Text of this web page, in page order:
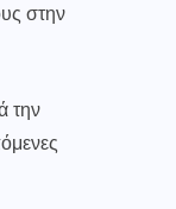
στην
την